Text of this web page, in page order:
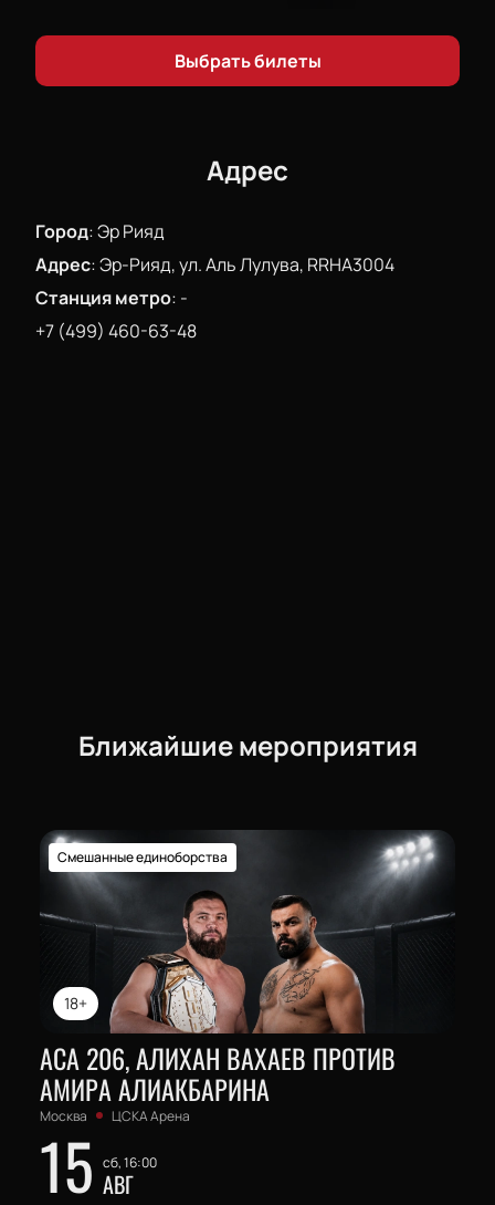
мест, уточнения информации о шоу, правилах
посещения и программе.
оформите заказ онлайн или позвоните менеджеру
Выбрать билеты
Адрес
Город:Эр Рияд
Адрес:Эр-Рияд, ул. Аль Лулува, RRHA3004
Станция метро: -
+7 (499) 460-63-48
Ближайшие мероприятия
18+
Смешанные единоборства
АСА 206, АЛИХАН ВАХАЕВ ПРОТИВ
АМИРА АЛИАКБАРИНА
Москва ЦСКА Арена
15 сб, 16:00
АВГ